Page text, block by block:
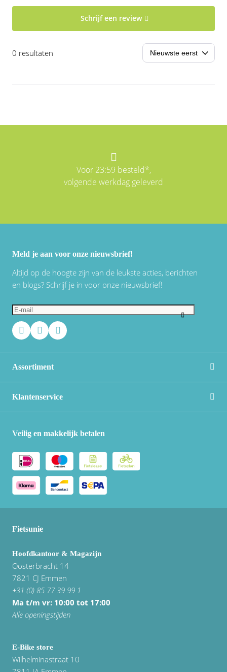
Schrijf een review
0 resultaten
Voor 23:59 besteld*,
volgende werkdag geleverd
Meld je aan voor onze nieuwsbrief!
Altijd op de hoogte zijn van de leukste acties, berichten
en blogs? Schrijf je in voor onze nieuwsbrief!
Assortiment
Klantenservice
Veilig en makkelijk betalen
Fietsunie
Hoofdkantoor & Magazijn
Oosterbracht 14
7821 CJ Emmen
+31 (0) 85 77 39 99 1
Ma t/m vr: 10:00 tot 17:00
Alle openingstijden
E-Bike store
Wilhelminastraat 10